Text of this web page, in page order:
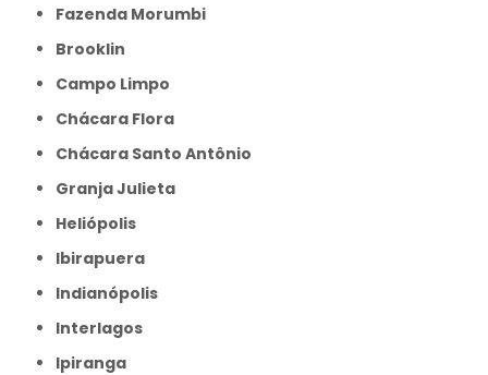
Fazenda Morumbi
Brooklin
Campo Limpo
Chácara Flora
Chácara Santo Antônio
Granja Julieta
Heliópolis
Ibirapuera
Indianópolis
Interlagos
Ipiranga